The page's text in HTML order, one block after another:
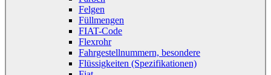
Felgen
Füllmengen
FIAT-Code
Flexrohr
Fahrgestellnummern, besondere
Flüssigkeiten (Spezifikationen)